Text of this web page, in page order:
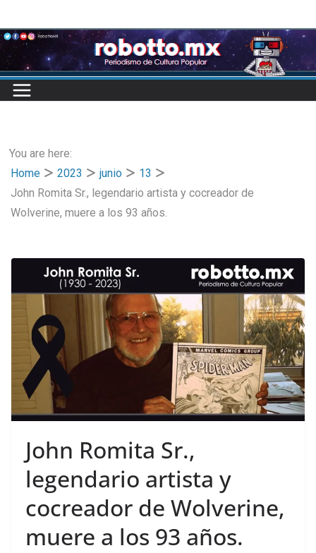
to
content
You are here:
Home
2023 junio
13
John Romita Sr., legendario artista y cocreador de
Wolverine, muere a los 93 años.
John Romita Sr.,
legendario artista y
cocreador de Wolverine,
muere a los 93 años.